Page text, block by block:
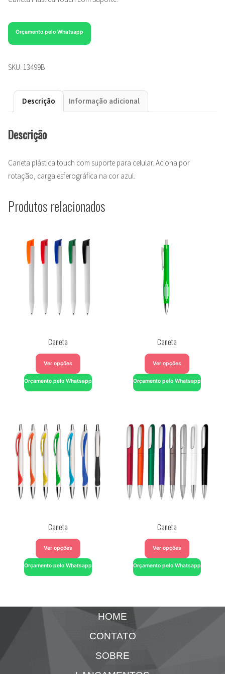
Orçamento pelo Whatsapp
SKU: 13499B
Descrição Informação adicional
Descrição
Caneta plástica touch com suporte para celular. Aciona por
rotação, carga esferográfica na cor azul.
Produtos relacionados
Caneta
Ver opções
Orçamento pelo Whatsapp
Caneta
Ver opções
Orçamento pelo Whatsapp
Caneta
Ver opções
Orçamento pelo Whatsapp
Caneta
Ver opções
Orçamento pelo Whatsapp
HOME
CONTATO
SOBRE